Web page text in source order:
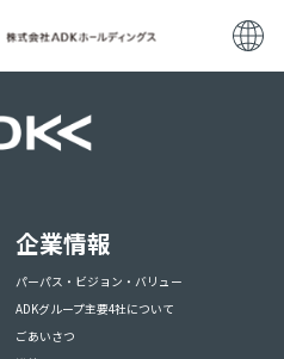
企業情報
パーパス・ビジョン・バリュー
ADKグループ主要4社について
ごあいさつ